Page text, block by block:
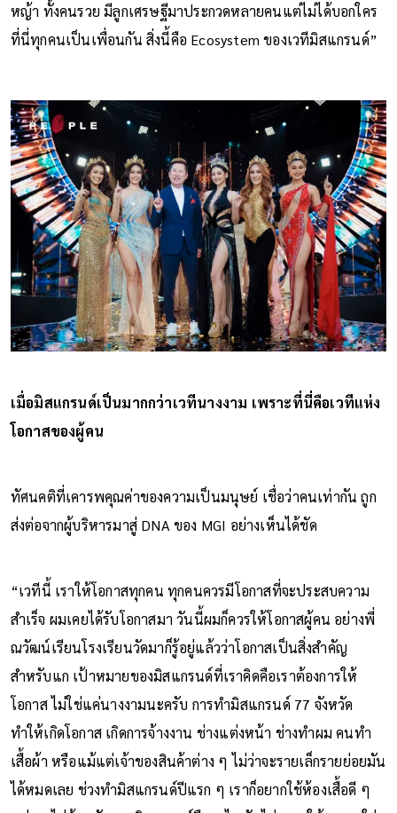
หญ้า ทั้งคนรวย มีลูกเศรษฐีมาประกวดหลายคนแต่ไม่ได้บอกใคร
ที่นี่ทุกคนเป็นเพื่อนกัน สิ่งนี้คือ Ecosystem ของเวทีมิสแกรนด์”
เมื่อมิสแกรนด์เป็นมากกว่าเวทีนางงาม เพราะที่นี่คือเวทีแห่ง
โอกาสของผู้คน
ทัศนคติที่เคารพคุณค่าของความเป็นมนุษย์ เชื่อว่าคนเท่ากัน ถูก
ส่งต่อจากผู้บริหารมาสู่ DNA ของ MGI อย่างเห็นได้ชัด
“เวทีนี้ เราให้โอกาสทุกคน ทุกคนควรมีโอกาสที่จะประสบความ
สำเร็จ ผมเคยได้รับโอกาสมา วันนี้ผมก็ควรให้โอกาสผู้คน อย่างพี่
ณวัฒน์เรียนโรงเรียนวัดมาก็รู้อยู่แล้วว่าโอกาสเป็นสิ่งสำคัญ
สำหรับแก เป้าหมายของมิสแกรนด์ที่เราคิดคือเราต้องการให้
โอกาส ไม่ใช่แค่นางงามนะครับ การทำมิสแกรนด์ 77 จังหวัด
ทำให้เกิดโอกาส เกิดการจ้างงาน ช่างแต่งหน้า ช่างทำผม คนทำ
เสื้อผ้า หรือแม้แต่เจ้าของสินค้าต่าง ๆ ไม่ว่าจะรายเล็กรายย่อยมัน
ได้หมดเลย ช่วงทำมิสแกรนด์ปีแรก ๆ เราก็อยากใช้ห้องเสื้อดี ๆ